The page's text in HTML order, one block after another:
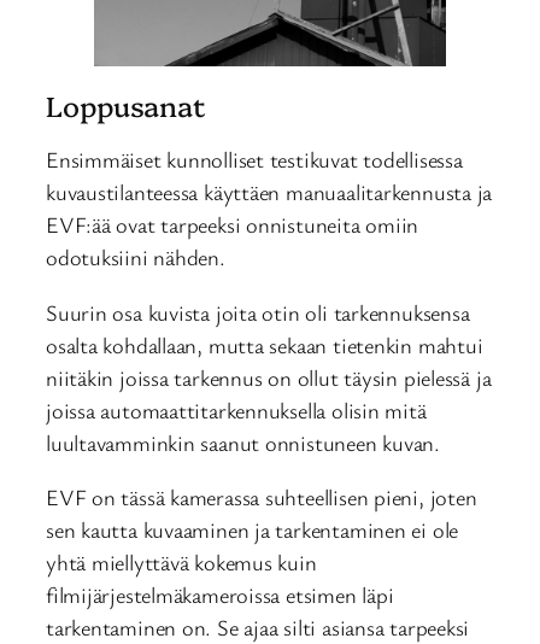
Loppusanat
Ensimmäiset kunnolliset testikuvat todellisessa
kuvaustilanteessa käyttäen manuaalitarkennusta ja
EVF:ää ovat tarpeeksi onnistuneita omiin
odotuksiini nähden.
Suurin osa kuvista joita otin oli tarkennuksensa
osalta kohdallaan, mutta sekaan tietenkin mahtui
niitäkin joissa tarkennus on ollut täysin pielessä ja
joissa automaattitarkennuksella olisin mitä
luultavamminkin saanut onnistuneen kuvan.
EVF on tässä kamerassa suhteellisen pieni, joten
sen kautta kuvaaminen ja tarkentaminen ei ole
yhtä miellyttävä kokemus kuin
filmijärjestelmäkameroissa etsimen läpi
tarkentaminen on. Se ajaa silti asiansa tarpeeksi